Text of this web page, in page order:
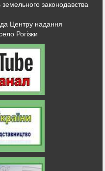
законодавства
Центру надання
Рогізки